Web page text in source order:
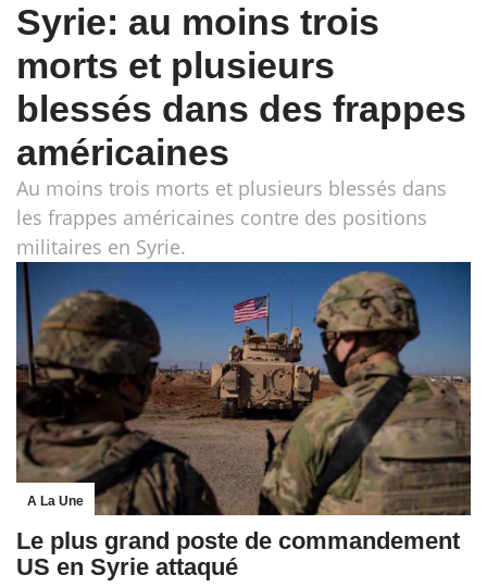
Syrie: au moins trois
morts et plusieurs
blessés dans des frappes
américaines
Au moins trois morts et plusieurs blessés dans
les frappes américaines contre des positions
militaires en Syrie.
A La Une
Le plus grand poste de commandement
US en Syrie attaqué